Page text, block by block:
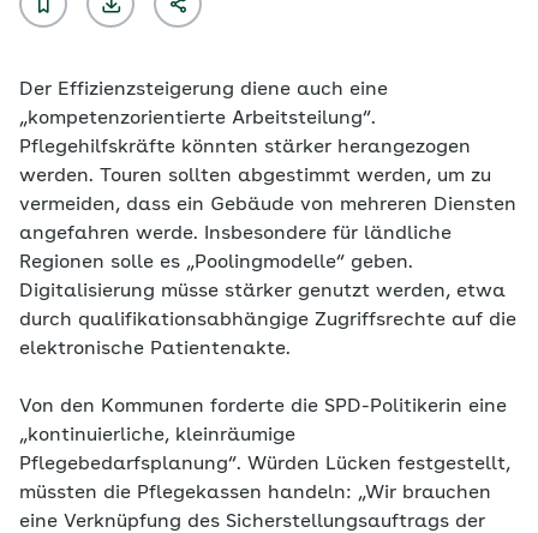
Der Effizienzsteigerung diene auch eine
„kompetenzorientierte Arbeitsteilung“.
Pflegehilfskräfte könnten stärker herangezogen
werden. Touren sollten abgestimmt werden, um zu
vermeiden, dass ein Gebäude von mehreren Diensten
angefahren werde. Insbesondere für ländliche
Regionen solle es „Poolingmodelle“ geben.
Digitalisierung müsse stärker genutzt werden, etwa
durch qualifikationsabhängige Zugriffsrechte auf die
elektronische Patientenakte.
Von den Kommunen forderte die SPD-Politikerin eine
„kontinuierliche, kleinräumige
Pflegebedarfsplanung“. Würden Lücken festgestellt,
müssten die Pflegekassen handeln: „Wir brauchen
eine Verknüpfung des Sicherstellungsauftrags der